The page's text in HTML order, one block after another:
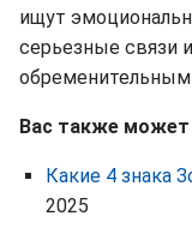
ищут
серьезные связи
Вас также может
Какие 4 знака
2025